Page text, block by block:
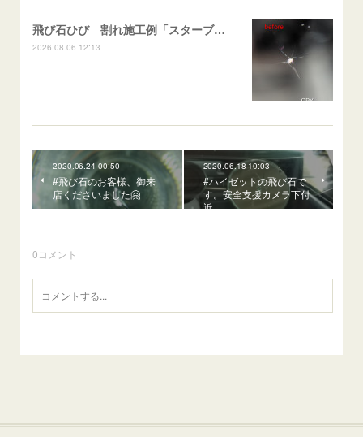
飛び石ひび 割れ施工例「スターブレイク系」 フリード
2026.08.06 12:13
2020.06.24 00:50
#飛び石のお客様、御来
店くださいました🤗
2020.06.18 10:03
#ハイゼットの飛び石で
す。安全支援カメラ下付
近。
0コメント